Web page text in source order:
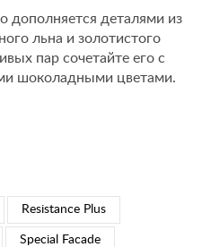
дополняется деталями из
льна и золотистого
пар сочетайте его с
шоколадными цветами.
Resistance Plus
Special Faсade